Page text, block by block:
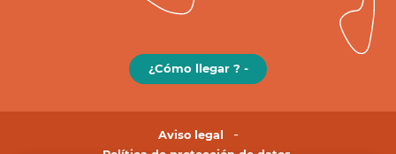
¿Cómo llegar ? -
Aviso legal